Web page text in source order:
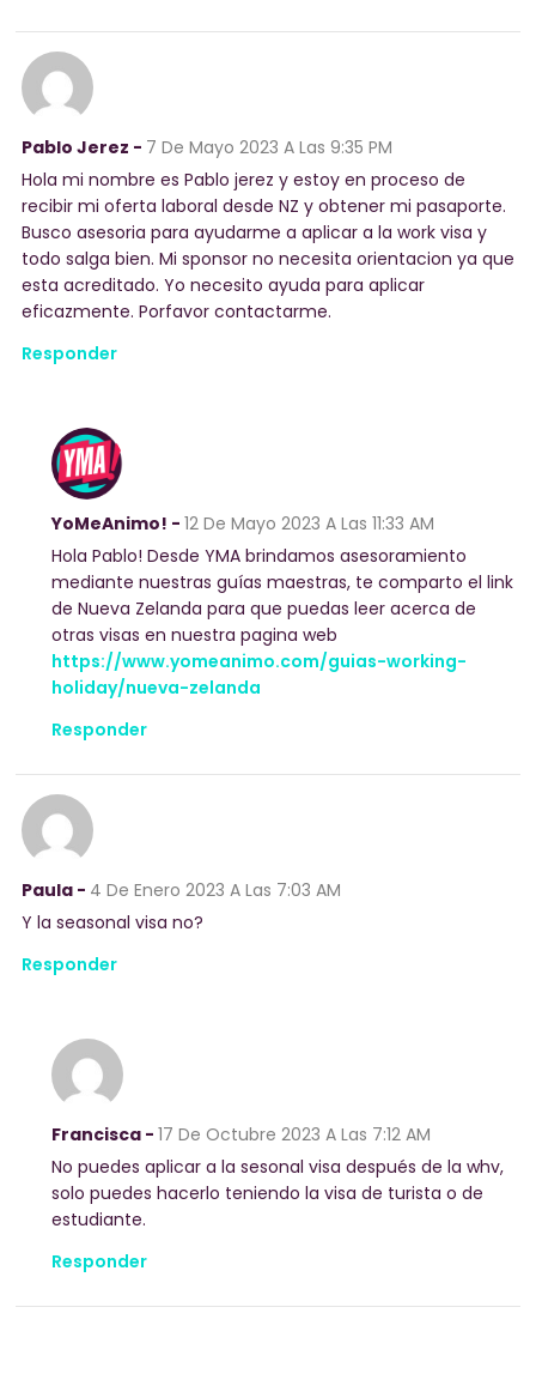
Pablo Jerez - 7 De Mayo 2023 A Las 9:35 PM
Hola mi nombre es Pablo jerez y estoy en proceso de
recibir mi oferta laboral desde NZ y obtener mi pasaporte.
Busco asesoria para ayudarme a aplicar a la work visa y
todo salga bien. Mi sponsor no necesita orientacion ya que
esta acreditado. Yo necesito ayuda para aplicar
eficazmente. Porfavor contactarme.
Responder
YoMeAnimo! - 12 De Mayo 2023 A Las 11:33 AM
Hola Pablo! Desde YMA brindamos asesoramiento
mediante nuestras guías maestras, te comparto el link
de Nueva Zelanda para que puedas leer acerca de
otras visas en nuestra pagina web
https://www.yomeanimo.com/guias-working-
holiday/nueva-zelanda
Responder
Paula - 4 De Enero 2023 A Las 7:03 AM
Y la seasonal visa no?
Responder
Francisca - 17 De Octubre 2023 A Las 7:12 AM
No puedes aplicar a la sesonal visa después de la whv,
solo puedes hacerlo teniendo la visa de turista o de
estudiante.
Responder